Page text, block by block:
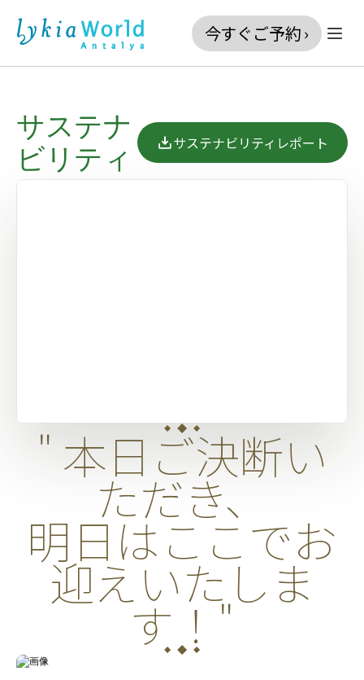
サステナ
ビリティ
サステナビリティレポート
" 本日ご決断い
ただき、
明日はここでお
迎えいたしま
す！"
今すぐご予約 ›